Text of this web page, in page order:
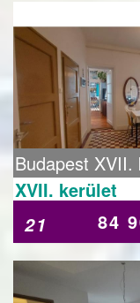
Budapest XVII.
XVII. kerület
21 84